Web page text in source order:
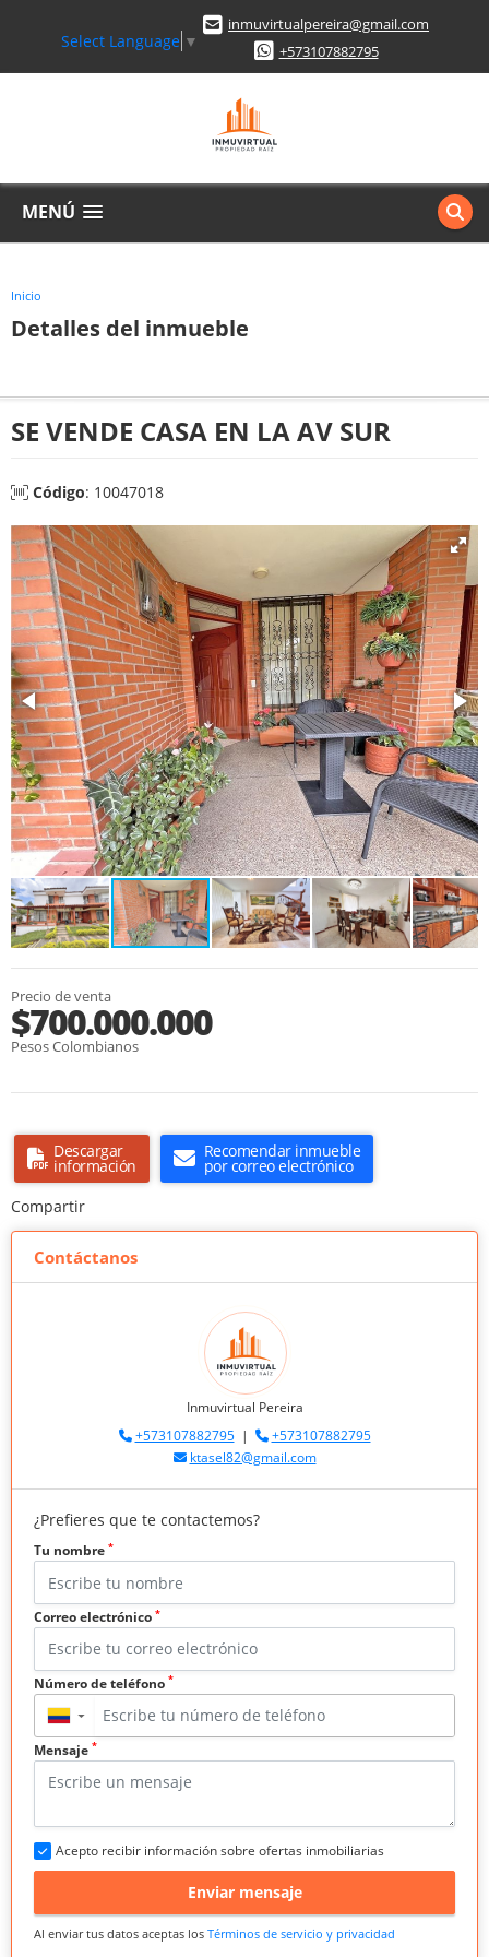
Select Language ▼
inmuvirtualpereira@gmail.com
+573107882795
MENÚ
Inicio
Detalles del inmueble
SE VENDE CASA EN LA AV SUR
Código: 10047018
Precio de venta
$700.000.000
Pesos Colombianos
Descargar
información
Recomendar inmueble
por correo electrónico
Compartir
Contáctanos
Inmuvirtual Pereira
+573107882795|
+573107882795
ktasel82@gmail.com
¿Prefieres que te contactemos?
Tu nombre *
Correo electrónico *
Número de teléfono *
▼
Mensaje *
Acepto recibir información sobre ofertas inmobiliarias
Enviar mensaje
Al enviar tus datos aceptas los Términos de servicio y privacidad